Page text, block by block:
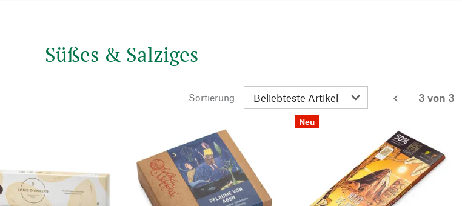
Süßes & Salziges
Sortierung 3 von 3
Neu